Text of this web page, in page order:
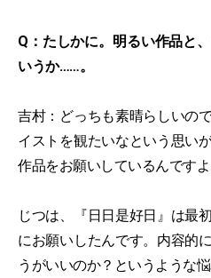
Q：たしかに。明るい作品と
いうか……。
吉村：どっちも素晴らしいの
イストを観たいなという思い
作品をお願いしているんですよ
じつは、『日日是好日』は最
にお願いしたんです。内容的
うがいいのか？というような悩